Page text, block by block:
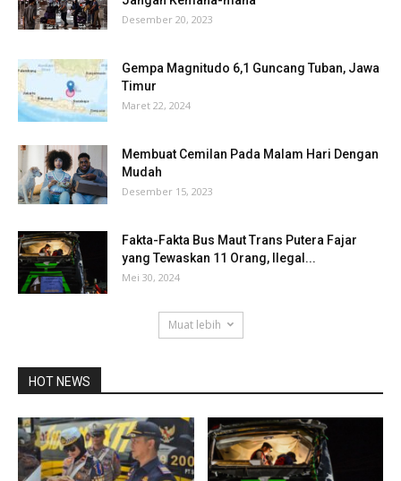
Desember 20, 2023
Gempa Magnitudo 6,1 Guncang Tuban, Jawa
Timur
Maret 22, 2024
Membuat Cemilan Pada Malam Hari Dengan
Mudah
Desember 15, 2023
Fakta-Fakta Bus Maut Trans Putera Fajar
yang Tewaskan 11 Orang, Ilegal...
Mei 30, 2024
Muat lebih
HOT NEWS